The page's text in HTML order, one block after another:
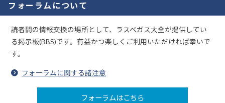
フォーラムについて
読者間の情報交換の場所として、ラスベガス大全が提供してい
る掲示板(BBS)です。有益かつ楽しくご利用いただければ幸いで
す。
フォーラムに関する諸注意
フォーラムはこちら